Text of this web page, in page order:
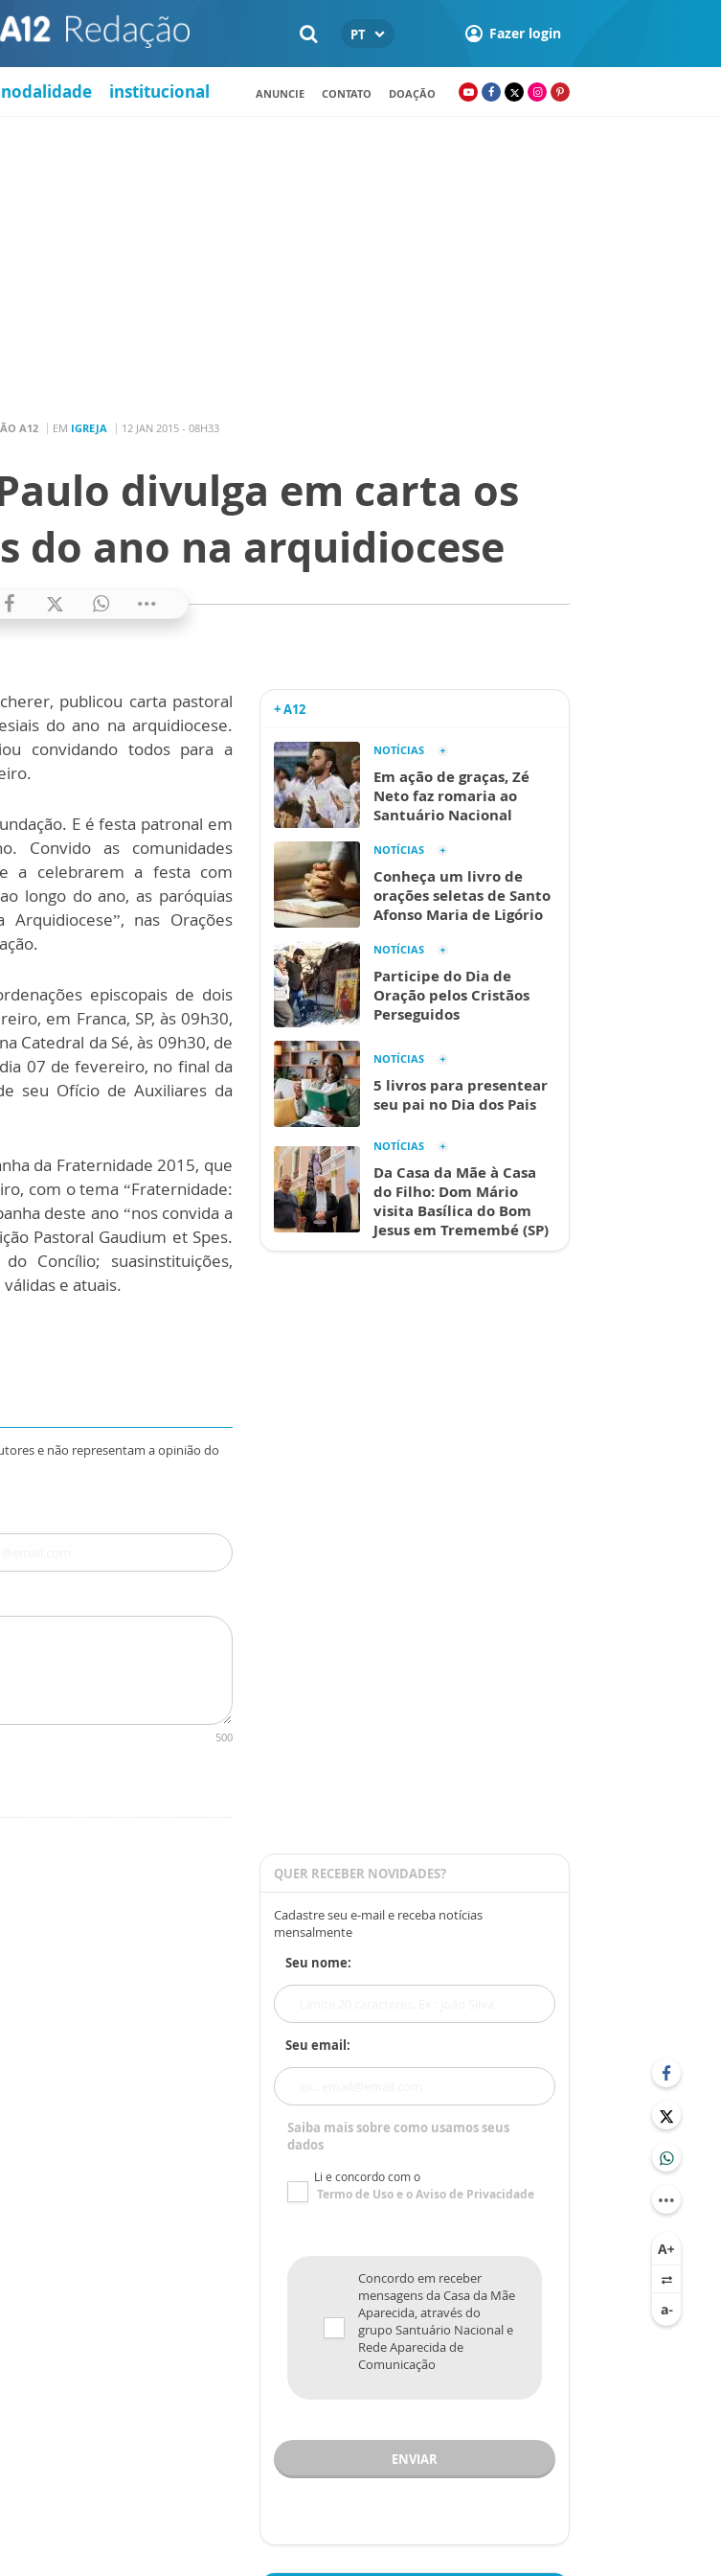
PT Fazer login
institucional ANUNCIE CONTATO DOAÇÃO
A12 EM IGREJA 12 JAN 2015 - 08H33
divulga em carta os
do ano na arquidiocese
publicou carta pastoral
do ano na arquidiocese.
convidando todos para a
E é festa patronal em
Convido as comunidades
a celebrarem a festa com
longo do ano, as paróquias
nas Orações
episcopais de dois
em Franca, SP, às 09h30,
Catedral da Sé, às 09h30, de
07 de fevereiro, no final da
seu Ofício de Auxiliares da
da Fraternidade 2015, que
com o tema “Fraternidade:
deste ano “nos convida a
Pastoral Gaudium et Spes.
Concílio; suasinstituições,
e atuais.
e não representam a opinião do
500
+ A12
NOTÍCIAS
Em ação de graças, Zé
Neto faz romaria ao
Santuário Nacional
NOTÍCIAS
Conheça um livro de
orações seletas de Santo
Afonso Maria de Ligório
NOTÍCIAS
Participe do Dia de
Oração pelos Cristãos
Perseguidos
NOTÍCIAS
5 livros para presentear
seu pai no Dia dos Pais
NOTÍCIAS
Da Casa da Mãe à Casa
do Filho: Dom Mário
visita Basílica do Bom
Jesus em Tremembé (SP)
QUER RECEBER NOVIDADES?
Cadastre seu e-mail e receba notícias
mensalmente
Seu nome:
Seu email:
Saiba mais sobre como usamos seus
dados
Li e concordo com o
Termo de Usoe oAviso de Privacidade
Concordo em receber
mensagens da Casa da Mãe
Aparecida, através do
grupo Santuário Nacional e
Rede Aparecida de
Comunicação
ENVIAR